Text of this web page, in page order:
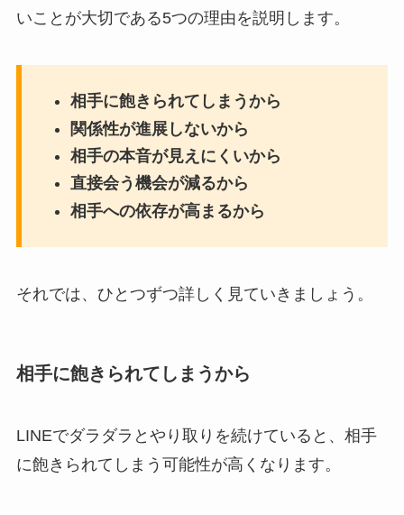
いことが大切である5つの理由を説明します。
相手に飽きられてしまうから
関係性が進展しないから
相手の本音が見えにくいから
直接会う機会が減るから
相手への依存が高まるから
それでは、ひとつずつ詳しく見ていきましょう。
相手に飽きられてしまうから
LINEでダラダラとやり取りを続けていると、相手
に飽きられてしまう可能性が高くなります。